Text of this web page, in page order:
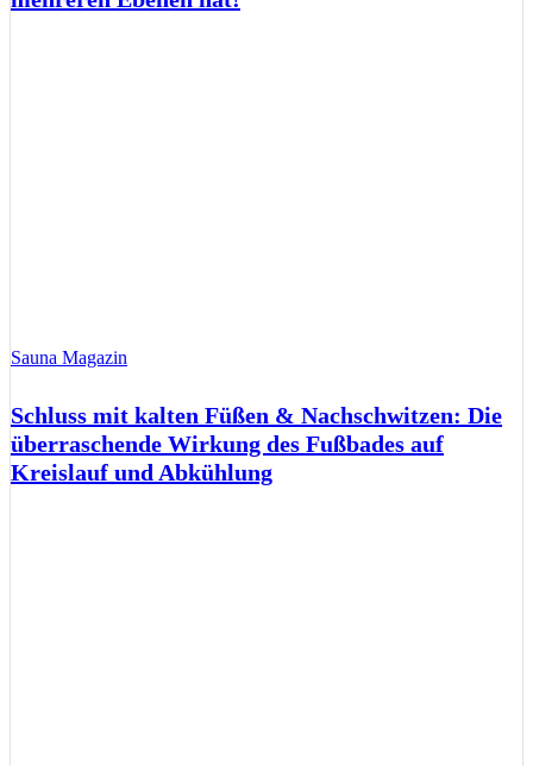
Sauna Magazin
Schluss mit kalten Füßen & Nachschwitzen: Die
überraschende Wirkung des Fußbades auf
Kreislauf und Abkühlung